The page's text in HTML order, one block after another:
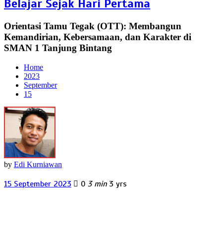
Belajar Sejak Hari Pertama
Orientasi Tamu Tegak (OTT): Membangun
Kemandirian, Kebersamaan, dan Karakter di
SMAN 1 Tanjung Bintang
Home
2023
September
15
by Edi Kurniawan
15 September 2023 0 3 min 3 yrs